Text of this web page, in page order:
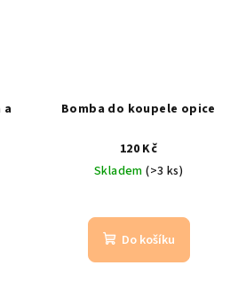
Bomba do koupele opice
120 Kč
Skladem(>3 ks)
Do košíku